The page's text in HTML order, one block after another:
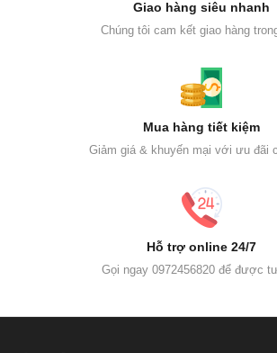
Giao hàng siêu nhanh
Chúng tôi cam kết giao hàng
Mua hàng tiết kiệm
Giảm giá & khuyến mại với ưu đãi
Hỗ trợ online 24/7
Gọi ngay 0972456820 để được